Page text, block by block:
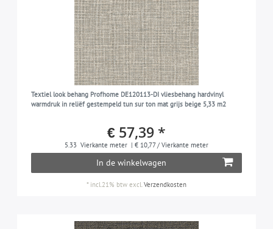
Textiel look behang Profhome DE120113-DI vliesbehang hardvinyl
warmdruk in reliëf gestempeld tun sur ton mat grijs beige 5,33 m2
€ 57,39 *
5.33 Vierkante meter | € 10,77 / Vierkante meter
In de winkelwagen
* incl.21% btw excl. Verzendkosten